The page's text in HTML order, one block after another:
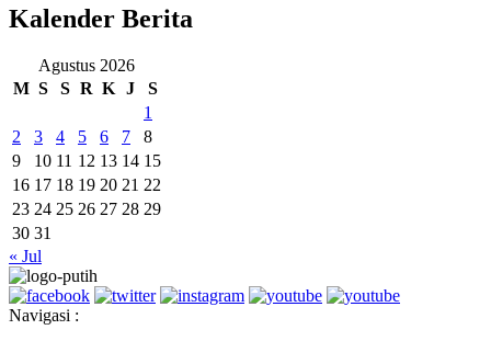
Kalender Berita
Agustus 2026
M S S R K J
S
1
2
3 4 5 6 7
8
9
10 11 12 13 14 15
16 17 18 19 20 21 22
23 24 25 26 27 28 29
30 31
« Jul
Navigasi :